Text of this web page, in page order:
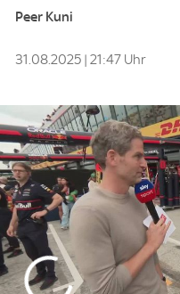
Peer Kuni
31.08.2025 | 21:47 Uhr